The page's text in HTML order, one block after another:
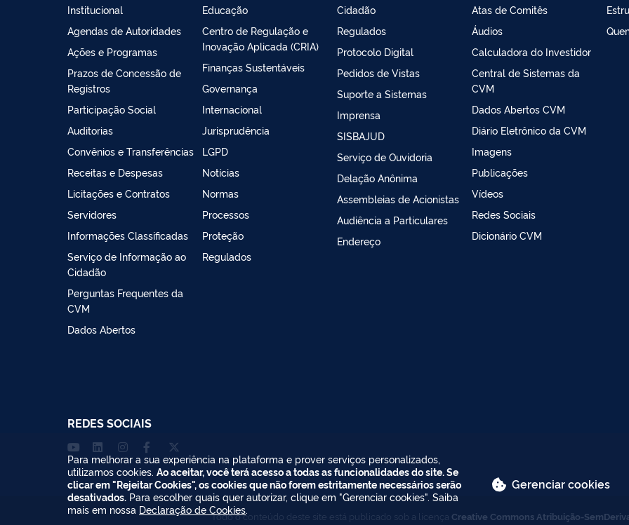
Institucional
Agendas de Autoridades
Ações e Programas
Prazos de Concessão de
Registros
Participação Social
Auditorias
Convênios e Transferências
Receitas e Despesas
Licitações e Contratos
Servidores
Informações Classificadas
Serviço de Informação ao
Cidadão
Perguntas Frequentes da
CVM
Dados Abertos
Educação
Centro de Regulação e
Inovação Aplicada (CRIA)
Finanças Sustentáveis
Governança
Internacional
Jurisprudência
LGPD
Notícias
Normas
Processos
Proteção
Regulados
Cidadão
Regulados
Protocolo Digital
Pedidos de Vistas
Suporte a Sistemas
Imprensa
SISBAJUD
Serviço de Ouvidoria
Delação Anônima
Assembleias de Acionistas
Audiência a Particulares
Endereço
Atas de Comitês
Áudios
Calculadora do Investidor
Central de Sistemas da
CVM
Dados Abertos CVM
Diário Eletrônico da CVM
Imagens
Publicações
Vídeos
Redes Sociais
Dicionário CVM
REDES SOCIAIS
Todo o conteúdo deste site está publicado sob a licença Creative Commons Atribuição-
Para melhorar a sua experiência na plataforma e prover serviços personalizados,
utilizamos cookies. Ao aceitar, você terá acesso a todas as funcionalidades do site. Se
clicar em "Rejeitar Cookies", os cookies que não forem estritamente necessários serão
desativados. Para escolher quais quer autorizar, clique em "Gerenciar cookies". Saiba
mais em nossa Declaração de Cookies.
Gerenciar cookies